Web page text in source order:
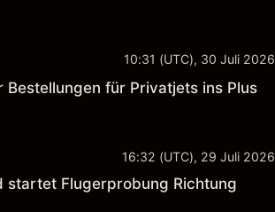
10:31 (UTC), 30 Juli 2026
für Privatjets ins Plus
16:32 (UTC), 29 Juli 2026
startet Flugerprobung Richtung